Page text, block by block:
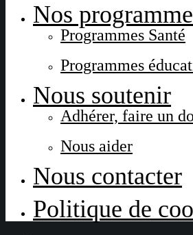
Nos
Programmes Santé
Programmes
Nous soutenir
Adhérer, faire un
Nous aider
Nous contacter
Politique de